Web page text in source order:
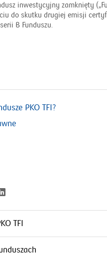
inwestycyjny zamknięty
do skutku drugiej emisji
B Funduszu.
PKO TFI?
nowym
TFI